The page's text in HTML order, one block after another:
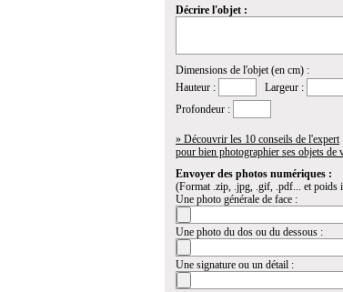
Décrire l'objet :
Dimensions de l'objet (en cm) :
Hauteur :
Largeur :
Profondeur :
» Découvrir les 10 conseils de l'expert
pour bien photographier ses objets de
Envoyer des photos numériques :
(Format .zip, .jpg, .gif, .pdf... et poids
Une photo générale de face :
Une photo du dos ou du dessous :
Une signature ou un détail :